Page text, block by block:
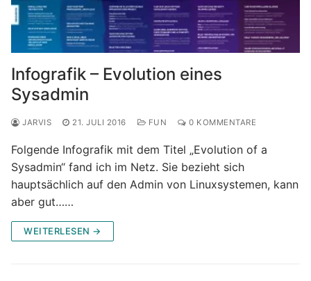
Infografik – Evolution eines
Sysadmin
JARVIS 21. JULI 2016 FUN 0 KOMMENTARE
Folgende Infografik mit dem Titel „Evolution of a
Sysadmin“ fand ich im Netz. Sie bezieht sich
hauptsächlich auf den Admin von Linuxsystemen, kann
aber gut……
WEITERLESEN →